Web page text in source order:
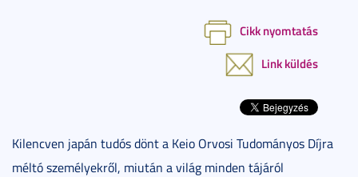
Cikk nyomtatás
Link küldés
Kilencven japán tudós dönt a Keio Orvosi Tudományos Díjra
méltó személyekről, miután a világ minden tájáról